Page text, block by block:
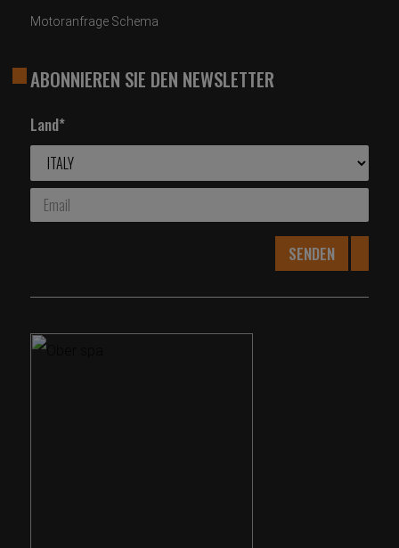
Motoranfrage Schema
ABONNIEREN SIE DEN NEWSLETTER
Land*
SENDEN